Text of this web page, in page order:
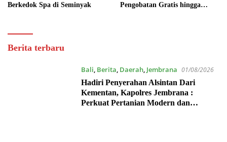
Berkedok Spa di Seminyak
Pengobatan Gratis hingga
Dewata
Berita terbaru
Bali Berita Daerah, Jembrana 01/08/2026
Hadiri Penyerahan Alsintan Dari
Kementan, Kapolres Jembrana :
Perkuat Pertanian Modern dan